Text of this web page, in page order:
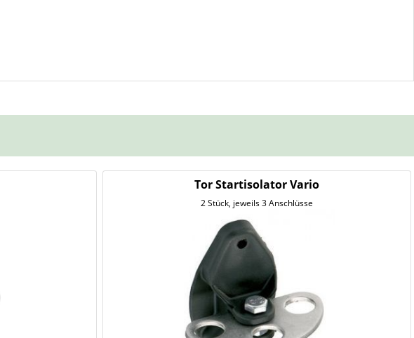
Tor Startisolator Vario
2 Stück, jeweils 3 Anschlüsse